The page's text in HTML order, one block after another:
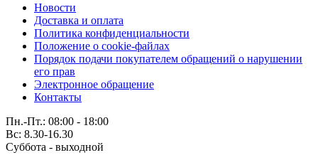
Новости
Доставка и оплата
Политика конфиденциальности
Положение о cookie-файлах
Порядок подачи покупателем обращений о нарушении
его прав
Электронное обращение
Контакты
Пн.-Пт.: 08:00 - 18:00
Вс: 8.30-16.30
Суббота - выходной